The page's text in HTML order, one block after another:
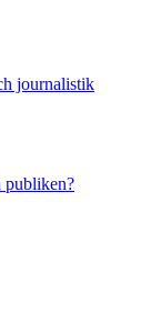
journalistik
publiken?